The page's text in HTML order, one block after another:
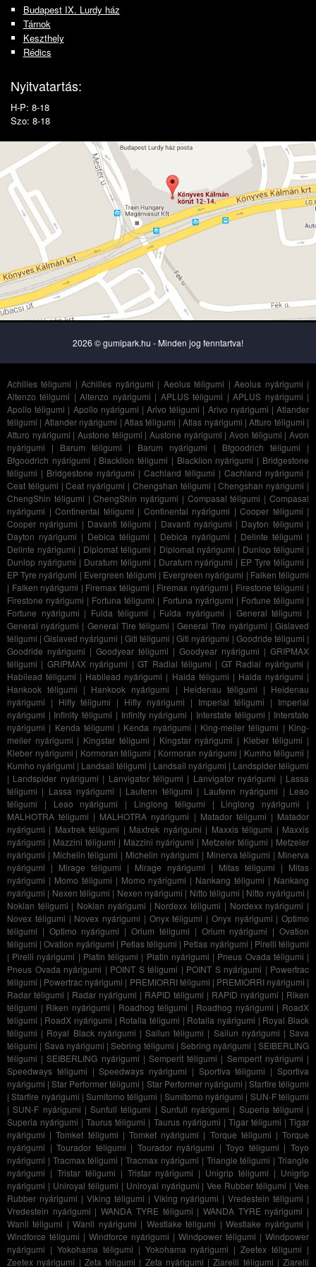
Budapest IX. Lurdy ház
Tárnok
Keszthely
Rédics
Nyitvatartás:
H-P: 8-18
Szo: 8-18
2026 © gumipark.hu - Minden jog fenntartva!
Achilles téligumi |Achilles nyárigumi | Aeolus téligumi |Aeolus nyárigumi |
Altenzo téligumi |Altenzo nyárigumi | APLUS téligumi |APLUS nyárigumi |
Apollo téligumi | Apollo nyárigumi |Arivo téligumi | Arivo nyárigumi |Atlander
téligumi | Atlander nyárigumi | Atlas téligumi |Atlas nyárigumi |Atturo téligumi |
Atturo nyárigumi |Austone téligumi |Austone nyárigumi |Avon téligumi |Avon
nyárigumi | Barum téligumi | Barum nyárigumi | Bfgoodrich téligumi |
Bfgoodrich nyárigumi | Blacklion téligumi | Blacklion nyárigumi | Bridgestone
téligumi | Bridgestone nyárigumi | Cachland téligumi | Cachland nyárigumi |
Ceat téligumi |Ceat nyárigumi | Chengshan téligumi |Chengshan nyárigumi |
ChengShin téligumi |ChengShin nyárigumi | Compasal téligumi |Compasal
nyárigumi | Continental téligumi | Continental nyárigumi | Cooper téligumi |
Cooper nyárigumi | Davanti téligumi | Davanti nyárigumi | Dayton téligumi |
Dayton nyárigumi | Debica téligumi | Debica nyárigumi | Delinte téligumi |
Delinte nyárigumi | Diplomat téligumi | Diplomat nyárigumi | Dunlop téligumi |
Dunlop nyárigumi | Duraturn téligumi | Duraturn nyárigumi | EP Tyre téligumi |
EP Tyre nyárigumi | Evergreen téligumi | Evergreen nyárigumi | Falken téligumi
| Falken nyárigumi | Firemax téligumi | Firemax nyárigumi | Firestone téligumi |
Firestone nyárigumi | Fortuna téligumi | Fortuna nyárigumi | Fortune téligumi |
Fortune nyárigumi | Fulda téligumi | Fulda nyárigumi | General téligumi |
General nyárigumi | General Tire téligumi |General Tire nyárigumi |Gislaved
téligumi |Gislaved nyárigumi | Giti téligumi |Giti nyárigumi | Goodride téligumi |
Goodride nyárigumi | Goodyear téligumi | Goodyear nyárigumi | GRIPMAX
téligumi | GRIPMAX nyárigumi |GT Radial téligumi | GT Radial nyárigumi |
Habilead téligumi | Habilead nyárigumi | Haida téligumi | Haida nyárigumi |
Hankook téligumi | Hankook nyárigumi | Heidenau téligumi | Heidenau
nyárigumi | Hifly téligumi | Hifly nyárigumi | Imperial téligumi | Imperial
nyárigumi | Infinity téligumi | Infinity nyárigumi | Interstate téligumi | Interstate
nyárigumi | Kenda téligumi | Kenda nyárigumi | King-meiler téligumi | King-
meiler nyárigumi | Kingstar téligumi | Kingstar nyárigumi | Kleber téligumi |
Kleber nyárigumi | Kormoran téligumi | Kormoran nyárigumi | Kumho téligumi |
Kumho nyárigumi | Landsail téligumi | Landsail nyárigumi | Landspider téligumi
| Landspider nyárigumi | Lanvigator téligumi | Lanvigator nyárigumi | Lassa
téligumi | Lassa nyárigumi | Laufenn téligumi | Laufenn nyárigumi | Leao
téligumi | Leao nyárigumi | Linglong téligumi | Linglong nyárigumi |
MALHOTRA téligumi | MALHOTRA nyárigumi | Matador téligumi | Matador
nyárigumi | Maxtrek téligumi | Maxtrek nyárigumi | Maxxis téligumi | Maxxis
nyárigumi | Mazzini téligumi | Mazzini nyárigumi | Metzeler téligumi | Metzeler
nyárigumi | Michelin téligumi | Michelin nyárigumi | Minerva téligumi | Minerva
nyárigumi | Mirage téligumi | Mirage nyárigumi | Mitas téligumi | Mitas
nyárigumi | Momo téligumi | Momo nyárigumi | Nankang téligumi | Nankang
nyárigumi | Nexen téligumi | Nexen nyárigumi | Nitto téligumi | Nitto nyárigumi |
Nokian téligumi | Nokian nyárigumi | Nordexx téligumi | Nordexx nyárigumi |
Novex téligumi | Novex nyárigumi | Onyx téligumi | Onyx nyárigumi | Optimo
téligumi | Optimo nyárigumi |Orium téligumi | Orium nyárigumi |Ovation
téligumi |Ovation nyárigumi | Petlas téligumi | Petlas nyárigumi | Pirelli téligumi
| Pirelli nyárigumi | Platin téligumi | Platin nyárigumi | Pneus Ovada téligumi |
Pneus Ovada nyárigumi | POINT S téligumi | POINT S nyárigumi | Powertrac
téligumi | Powertrac nyárigumi | PREMIORRI téligumi | PREMIORRI nyárigumi |
Radar téligumi | Radar nyárigumi | RAPID téligumi | RAPID nyárigumi | Riken
téligumi | Riken nyárigumi | Roadhog téligumi | Roadhog nyárigumi | RoadX
téligumi | RoadX nyárigumi | Rotalla téligumi | Rotalla nyárigumi | Royal Black
téligumi | Royal Black nyárigumi |Sailun téligumi | Sailun nyárigumi |Sava
téligumi | Sava nyárigumi |Sebring téligumi |Sebring nyárigumi |SEIBERLING
téligumi |SEIBERLING nyárigumi |Semperit téligumi | Semperit nyárigumi |
Speedways téligumi |Speedways nyárigumi | Sportiva téligumi |Sportiva
nyárigumi |Star Performer téligumi | Star Performer nyárigumi | Starfire téligumi
|Starfire nyárigumi |Sumitomo téligumi | Sumitomo nyárigumi | SUN-F téligumi
|SUN-F nyárigumi | Sunfull téligumi | Sunfull nyárigumi | Superia téligumi |
Superia nyárigumi |Taurus téligumi | Taurus nyárigumi | Tigar téligumi |Tigar
nyárigumi |Tomket téligumi | Tomket nyárigumi | Torque téligumi |Torque
nyárigumi |Tourador téligumi | Tourador nyárigumi |Toyo téligumi |Toyo
nyárigumi | Tracmax téligumi |Tracmax nyárigumi | Triangle téligumi |Triangle
nyárigumi | Tristar téligumi | Tristar nyárigumi | Unigrip téligumi | Unigrip
nyárigumi | Uniroyal téligumi | Uniroyal nyárigumi |Vee Rubber téligumi |Vee
Rubber nyárigumi | Viking téligumi | Viking nyárigumi |Vredestein téligumi |
Vredestein nyárigumi |WANDA TYRE téligumi | WANDA TYRE nyárigumi |
Wanli téligumi |Wanli nyárigumi | Westlake téligumi |Westlake nyárigumi |
Windforce téligumi | Windforce nyárigumi | Windpower téligumi | Windpower
nyárigumi | Yokohama téligumi | Yokohama nyárigumi |Zeetex téligumi |
Zeetex nyárigumi | Zeta téligumi | Zeta nyárigumi |Ziarelli téligumi | Ziarelli